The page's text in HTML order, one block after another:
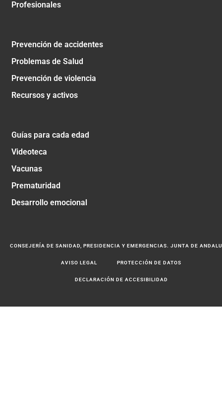
Profesionales
Prevención de accidentes
Problemas de Salud
Prevención de violencia
Recursos y activos
Guías para cada edad
Videoteca
Vacunas
Prematuridad
Desarrollo emocional
CONSEJERÍA DE SANIDAD, PRESIDENCIA Y EMERGENCIAS. JUNTA DE
AVISO LEGAL PROTECCIÓN DE DATOS
DECLARACIÓN DE ACCESIBILIDAD